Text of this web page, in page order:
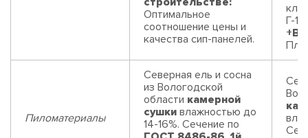
Оптимальное
соотношение цены и
качества сип-панелей.
Г-1
Пиломатериалы
Северная ель и сосна
из Вологодской
области камерной
сушки влажностью до
14-16%. Сечение по